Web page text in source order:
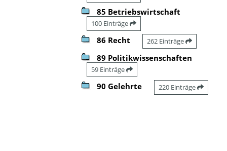
85 Betriebswirtschaft
100 Einträge
86 Recht 262 Einträge
89 Politikwissenschaften
59 Einträge
90 Gelehrte 220 Einträge